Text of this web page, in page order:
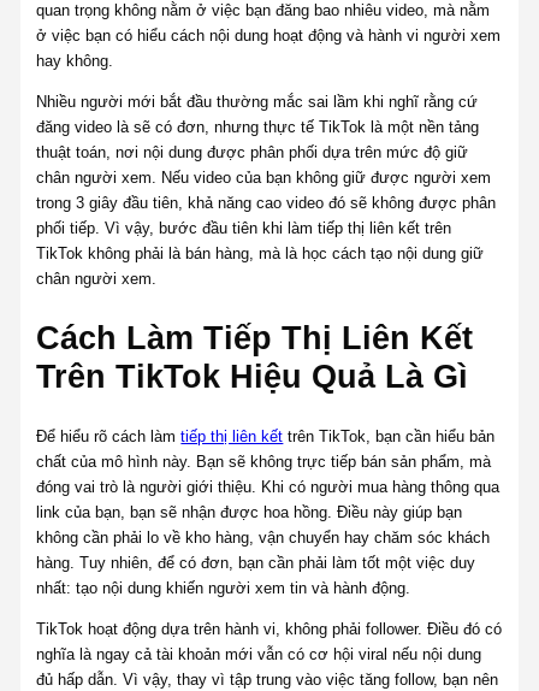
quan trọng không nằm ở việc bạn đăng bao nhiêu video, mà nằm
ở việc bạn có hiểu cách nội dung hoạt động và hành vi người xem
hay không.
Nhiều người mới bắt đầu thường mắc sai lầm khi nghĩ rằng cứ
đăng video là sẽ có đơn, nhưng thực tế TikTok là một nền tảng
thuật toán, nơi nội dung được phân phối dựa trên mức độ giữ
chân người xem. Nếu video của bạn không giữ được người xem
trong 3 giây đầu tiên, khả năng cao video đó sẽ không được phân
phối tiếp. Vì vậy, bước đầu tiên khi làm tiếp thị liên kết trên
TikTok không phải là bán hàng, mà là học cách tạo nội dung giữ
chân người xem.
Cách Làm Tiếp Thị Liên Kết
Trên TikTok Hiệu Quả Là Gì
Để hiểu rõ cách làmtiếp thị liên kết trên TikTok, bạn cần hiểu bản
chất của mô hình này. Bạn sẽ không trực tiếp bán sản phẩm, mà
đóng vai trò là người giới thiệu. Khi có người mua hàng thông qua
link của bạn, bạn sẽ nhận được hoa hồng. Điều này giúp bạn
không cần phải lo về kho hàng, vận chuyển hay chăm sóc khách
hàng. Tuy nhiên, để có đơn, bạn cần phải làm tốt một việc duy
nhất: tạo nội dung khiến người xem tin và hành động.
TikTok hoạt động dựa trên hành vi, không phải follower. Điều đó có
nghĩa là ngay cả tài khoản mới vẫn có cơ hội viral nếu nội dung
đủ hấp dẫn. Vì vậy, thay vì tập trung vào việc tăng follow, bạn nên